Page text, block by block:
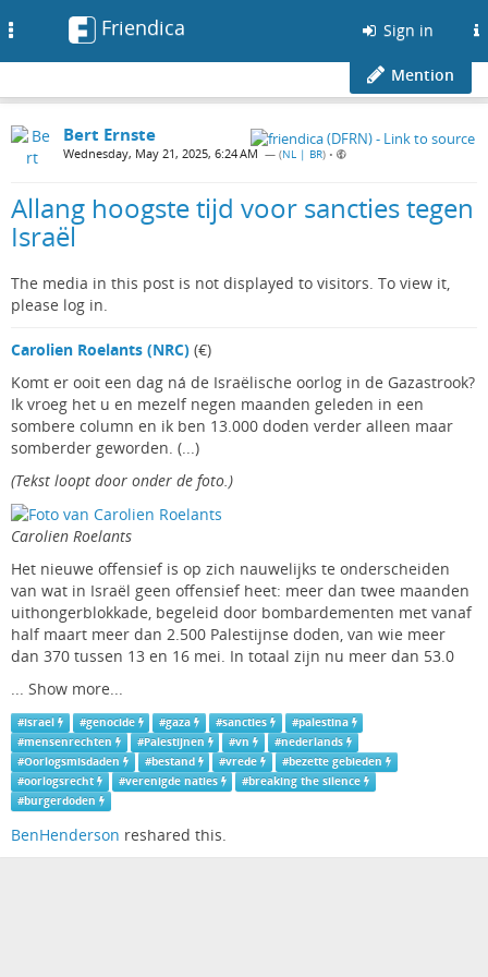
Friendica Sign in
Mention
Bert Ernste
Wednesday, May 21, 2025, 6:24 AM — (NL | BR) •
Allang hoogste tijd voor sancties tegen
Israël
The media in this post is not displayed to visitors. To view it,
please log in.
Carolien Roelants (NRC) (€)
Komt er ooit een dag ná de Israëlische oorlog in de Gazastrook?
Ik vroeg het u en mezelf negen maanden geleden in een
sombere column en ik ben 13.000 doden verder alleen maar
somberder geworden. (...)
(Tekst loopt door onder de foto.)
Carolien Roelants
Het nieuwe offensief is op zich nauwelijks te onderscheiden
van wat in Israël geen offensief heet: meer dan twee maanden
uithongerblokkade, begeleid door bombardementen met vanaf
half maart meer dan 2.500 Palestijnse doden, van wie meer
dan 370 tussen 13 en 16 mei. In totaal zijn nu meer dan 53.0
... Show more...
#israel #genocide #gaza #sancties #palestina
#mensenrechten #Palestijnen #vn #nederlands
#Oorlogsmisdaden #bestand #vrede #bezette gebieden
#oorlogsrecht #verenigde naties #breaking the silence
#burgerdoden
BenHenderson reshared this.